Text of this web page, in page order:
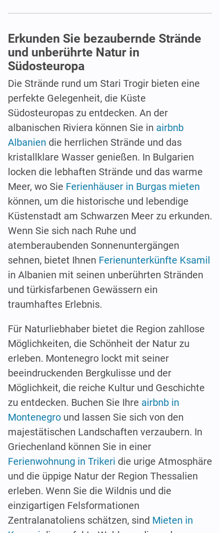
Erkunden Sie bezaubernde Strände
und unberührte Natur in
Südosteuropa
Die Strände rund um Stari Trogir bieten eine
perfekte Gelegenheit, die Küste
Südosteuropas zu entdecken. An der
albanischen Riviera können Sie in airbnb
Albanien die herrlichen Strände und das
kristallklare Wasser genießen. In Bulgarien
locken die lebhaften Strände und das warme
Meer, wo Sie Ferienhäuser in Burgas mieten
können, um die historische und lebendige
Küstenstadt am Schwarzen Meer zu erkunden.
Wenn Sie sich nach Ruhe und
atemberaubenden Sonnenuntergängen
sehnen, bietet Ihnen Ferienunterkünfte Ksamil
in Albanien mit seinen unberührten Stränden
und türkisfarbenen Gewässern ein
traumhaftes Erlebnis.
Für Naturliebhaber bietet die Region zahllose
Möglichkeiten, die Schönheit der Natur zu
erleben. Montenegro lockt mit seiner
beeindruckenden Bergkulisse und der
Möglichkeit, die reiche Kultur und Geschichte
zu entdecken. Buchen Sie Ihre airbnb in
Montenegro und lassen Sie sich von den
majestätischen Landschaften verzaubern. In
Griechenland können Sie in einer
Ferienwohnung in Trikeri die urige Atmosphäre
und die üppige Natur der Region Thessalien
erleben. Wenn Sie die Wildnis und die
einzigartigen Felsformationen
Zentralanatoliens schätzen, sind Mieten in